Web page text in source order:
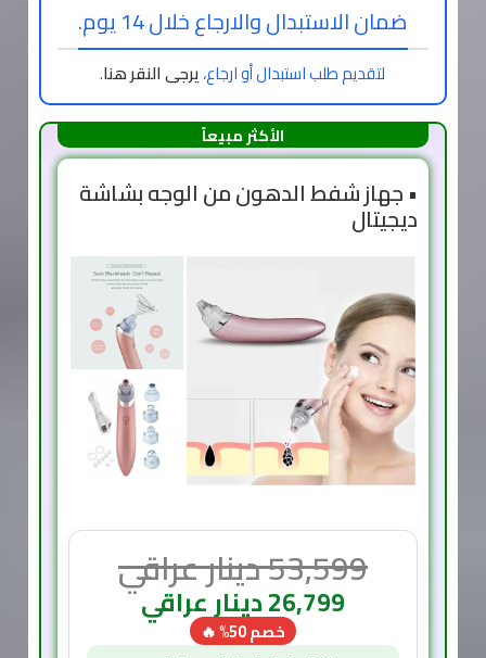
ضمان الاستبدال والارجاع خلال 14 يوم.
لتقديم طلب استبدال أو ارجاع،يرجى النقر هنا.
الأكثر مبيعاً
• جهاز شفط الدهون من الوجه بشاشة
ديجيتال
53,599دينار عراقي
26,799دينار عراقي
خصم 50% 🔥